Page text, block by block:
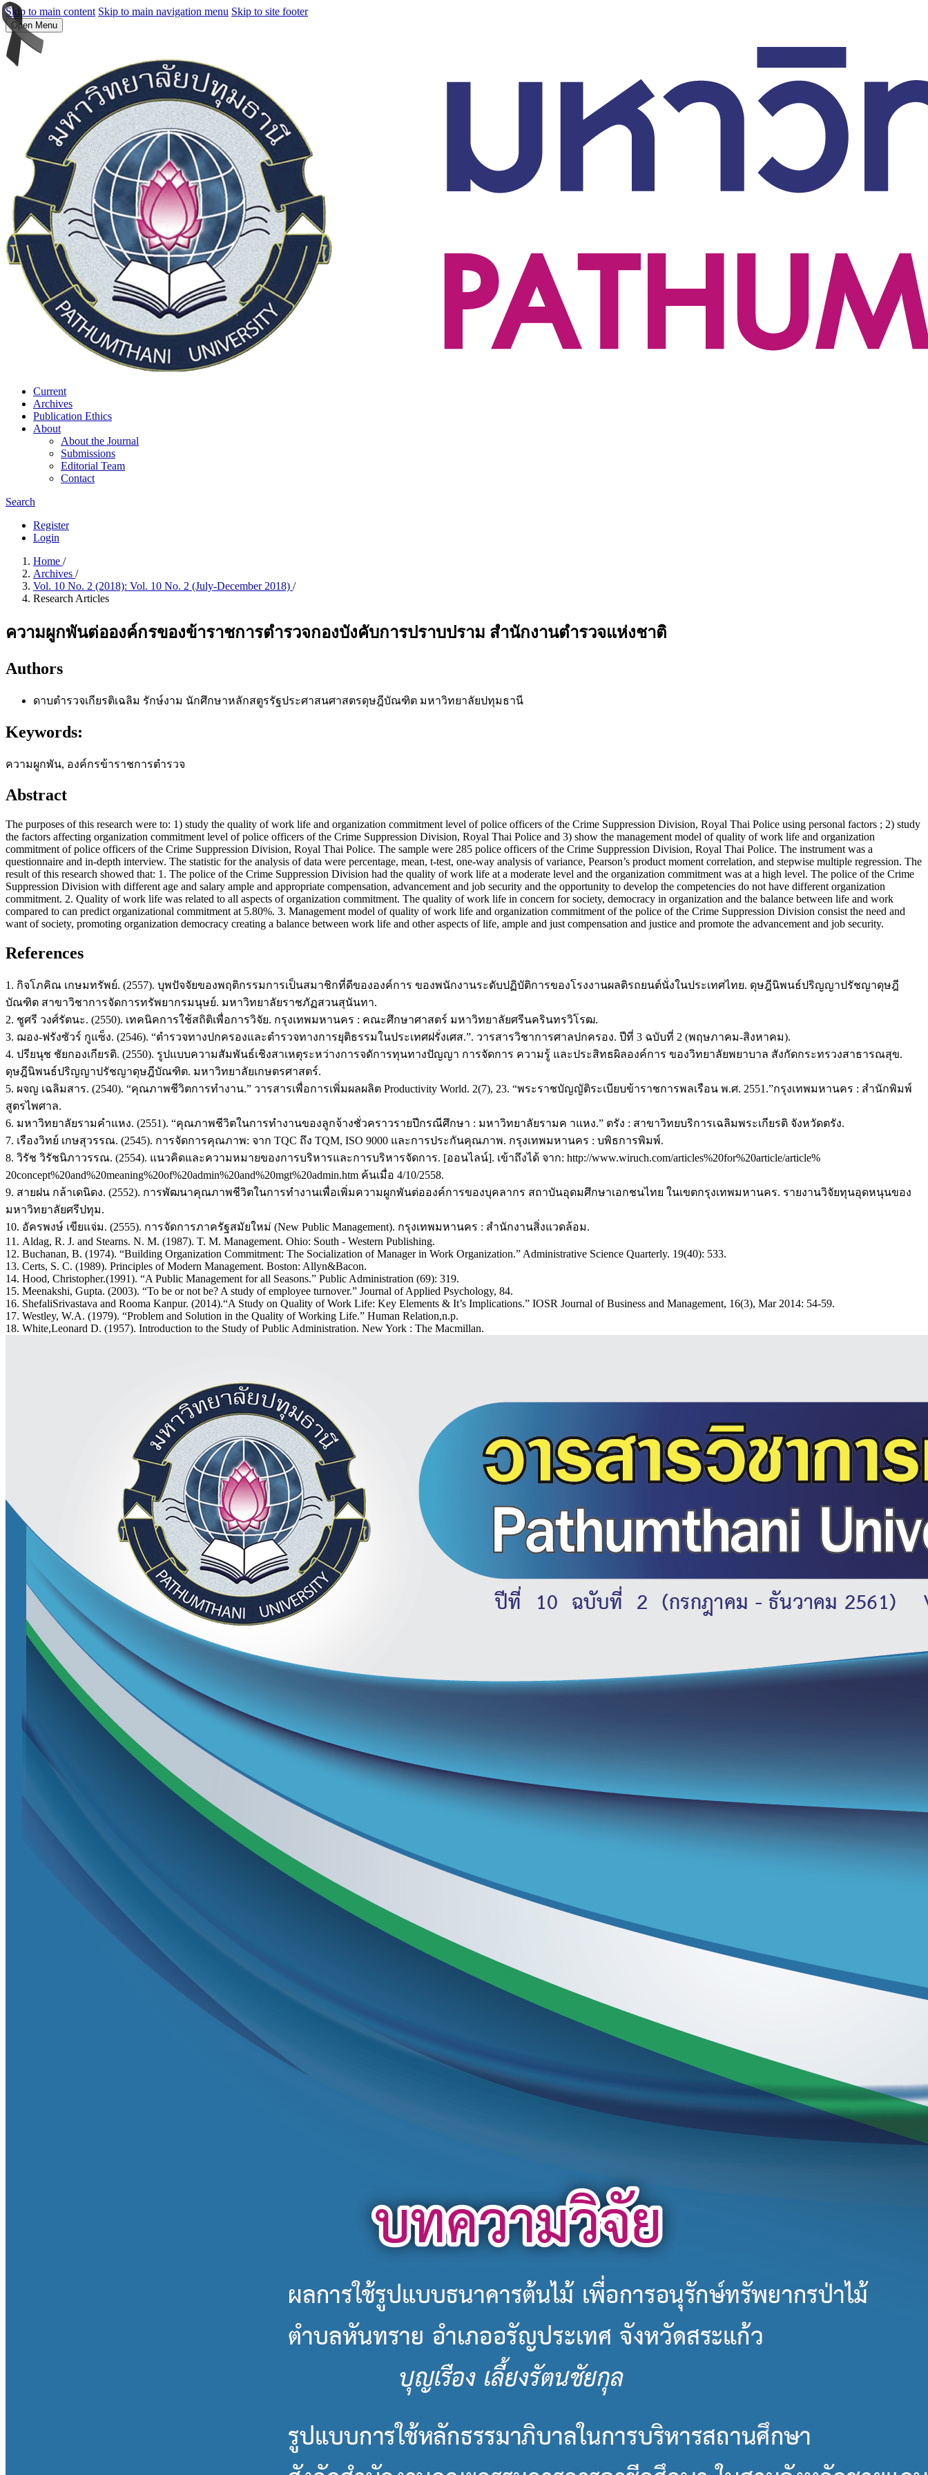
Skip to main content Skip to main navigation menu Skip to site footer
Open Menu
Current
Archives
Publication Ethics
About
About the Journal
Submissions
Editorial Team
Contact
Search
Register
Login
Home /
Archives /
Vol. 10 No. 2 (2018): Vol. 10 No. 2 (July-December 2018) /
Research Articles
ความผูกพันต่อองค์กรของข้าราชการตำรวจกองบังคับการปราบปราม สำนักงานตำรวจแห่งชาติ
Authors
ดาบตำรวจเกียรติเฉลิม รักษ์งาม นักศึกษาหลักสตูรรัฐประศาสนศาสตรดุษฎีบัณฑิต มหาวิทยาลัยปทุมธานี
Keywords:
ความผูกพัน, องค์กรข้าราชการตำรวจ
Abstract
The purposes of this research were to: 1) study the quality of work life and organization commitment level of police officers of the Crime Suppression Division, Royal Thai Police using personal factors ; 2) study
the factors affecting organization commitment level of police officers of the Crime Suppression Division, Royal Thai Police and 3) show the management model of quality of work life and organization
commitment of police officers of the Crime Suppression Division, Royal Thai Police. The sample were 285 police officers of the Crime Suppression Division, Royal Thai Police. The instrument was a
questionnaire and in-depth interview. The statistic for the analysis of data were percentage, mean, t-test, one-way analysis of variance, Pearson’s product moment correlation, and stepwise multiple regression. The
result of this research showed that: 1. The police of the Crime Suppression Division had the quality of work life at a moderate level and the organization commitment was at a high level. The police of the Crime
Suppression Division with different age and salary ample and appropriate compensation, advancement and job security and the opportunity to develop the competencies do not have different organization
commitment. 2. Quality of work life was related to all aspects of organization commitment. The quality of work life in concern for society, democracy in organization and the balance between life and work
compared to can predict organizational commitment at 5.80%. 3. Management model of quality of work life and organization commitment of the police of the Crime Suppression Division consist the need and
want of society, promoting organization democracy creating a balance between work life and other aspects of life, ample and just compensation and justice and promote the advancement and job security.
References
1. กิจโภคิณ เกษมทรัพย์. (2557). บุพปัจจัยของพฤติกรรมการเป็นสมาชิกที่ดีขององค์การ ของพนักงานระดับปฏิบัติการของโรงงานผลติรถยนต์นั่งในประเทศไทย. ดุษฎีนิพนธ์ปริญญาปรัชญาดุษฎี
บัณฑิต สาขาวิชาการจัดการทรัพยากรมนุษย์. มหาวิทยาลัยราชภัฏสวนสุนันทา.
2. ชูศรี วงศ์รัตนะ. (2550). เทคนิคการใช้สถิติเพื่อการวิจัย. กรุงเทพมหานคร : คณะศึกษาศาสตร์ มหาวิทยาลัยศรีนครินทรวิโรฒ.
3. ฌอง-ฟรังซัวร์ กูแซ็ง. (2546). “ตำรวจทางปกครองและตำรวจทางการยุติธรรมในประเทศฝรั่งเศส.”. วารสารวิชาการศาลปกครอง. ปีที่ 3 ฉบับที่ 2 (พฤษภาคม-สิงหาคม).
4. ปรียนุช ชัยกองเกียรติ. (2550). รูปแบบความสัมพันธ์เชิงสาเหตุระหว่างการจดัการทุนทางปัญญา การจัดการ ความรู้ และประสิทธผิลองค์การ ของวิทยาลัยพยาบาล สังกัดกระทรวงสาธารณสุข.
ดุษฎีนิพนธ์ปริญญาปรัชญาดุษฎีบัณฑิต. มหาวิทยาลัยเกษตรศาสตร์.
5. ผจญ เฉลิมสาร. (2540). “คุณภาพชีวิตการทำงาน.” วารสารเพื่อการเพิ่มผลผลิต Productivity World. 2(7), 23. “พระราชบัญญัติระเบียบข้าราชการพลเรือน พ.ศ. 2551.”กรุงเทพมหานคร : สำนักพิมพ์
สูตรไพศาล.
6. มหาวิทยาลัยรามคำแหง. (2551). “คุณภาพชีวิตในการทำงานของลูกจ้างชั่วคราวรายปีกรณีศึกษา : มหาวิทยาลัยรามค าแหง.” ตรัง : สาขาวิทยบริการเฉลิมพระเกียรติ จังหวัดตรัง.
7. เรืองวิทย์ เกษสุวรรณ. (2545). การจัดการคุณภาพ: จาก TQC ถึง TQM, ISO 9000 และการประกันคุณภาพ. กรุงเทพมหานคร : บพิธการพิมพ์.
8. วิรัช วิรัชนิภาวรรณ. (2554). แนวคิดและความหมายของการบริหารและการบริหารจัดการ. [ออนไลน์]. เข้าถึงได้ จาก: http://www.wiruch.com/articles%20for%20article/article%
20concept%20and%20meaning%20of%20admin%20and%20mgt%20admin.htm ค้นเมื่อ 4/10/2558.
9. สายฝน กล้าเดนิดง. (2552). การพัฒนาคุณภาพชีวิตในการทำงานเพื่อเพิ่มความผูกพันต่อองค์การของบุคลากร สถาบันอุดมศึกษาเอกชนไทย ในเขตกรุงเทพมหานคร. รายงานวิจัยทุนอุดหนุนของ
มหาวิทยาลัยศรีปทุม.
10. อัครพงษ์ เขียแจ่ม. (2555). การจัดการภาครัฐสมัยใหม่ (New Public Management). กรุงเทพมหานคร : สำนักงานสิ่งแวดล้อม.
11. Aldag, R. J. and Stearns. N. M. (1987). T. M. Management. Ohio: South - Western Publishing.
12. Buchanan, B. (1974). “Building Organization Commitment: The Socialization of Manager in Work Organization.” Administrative Science Quarterly. 19(40): 533.
13. Certs, S. C. (1989). Principles of Modern Management. Boston: Allyn&Bacon.
14. Hood, Christopher.(1991). “A Public Management for all Seasons.” Public Administration (69): 319.
15. Meenakshi, Gupta. (2003). “To be or not be? A study of employee turnover.” Journal of Applied Psychology, 84.
16. ShefaliSrivastava and Rooma Kanpur. (2014).“A Study on Quality of Work Life: Key Elements & It’s Implications.” IOSR Journal of Business and Management, 16(3), Mar 2014: 54-59.
17. Westley, W.A. (1979). “Problem and Solution in the Quality of Working Life.” Human Relation,n.p.
18. White,Leonard D. (1957). Introduction to the Study of Public Administration. New York : The Macmillan.